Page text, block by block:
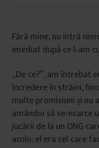
Fără mine, nu intră
imediat după ce l‑am
„De ce?”, am întrebat
încredere în străini,
multe promisiuni și nu
amândoi să se‑ncarce
jucării de la un ONG
acolo; el era cel care